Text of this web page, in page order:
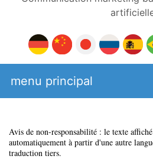
menu principal
Avis de non-responsabilité : le texte
automatiquement à partir d'une autre
traduction tiers.